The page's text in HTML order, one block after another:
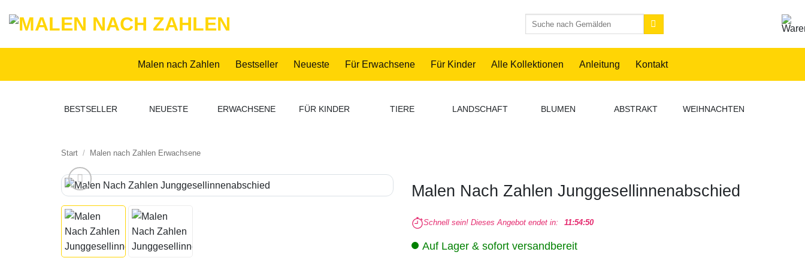
Inhalt
Malen nach Zahlen Bestseller Neueste Für Erwachsene Für Kinder Alle Kollektionen Anleitung Kontakt
BESTSELLER NEUESTE ERWACHSENE FÜR KINDER TIERE LANDSCHAFT BLUMEN ABSTRAKT WEIHNACHTEN
Start / Malen nach Zahlen Erwachsene
Malen Nach Zahlen Junggesellinnenabschied
Schnell sein! Dieses Angebot endet in: 11:54:50
Auf Lager & sofort versandbereit